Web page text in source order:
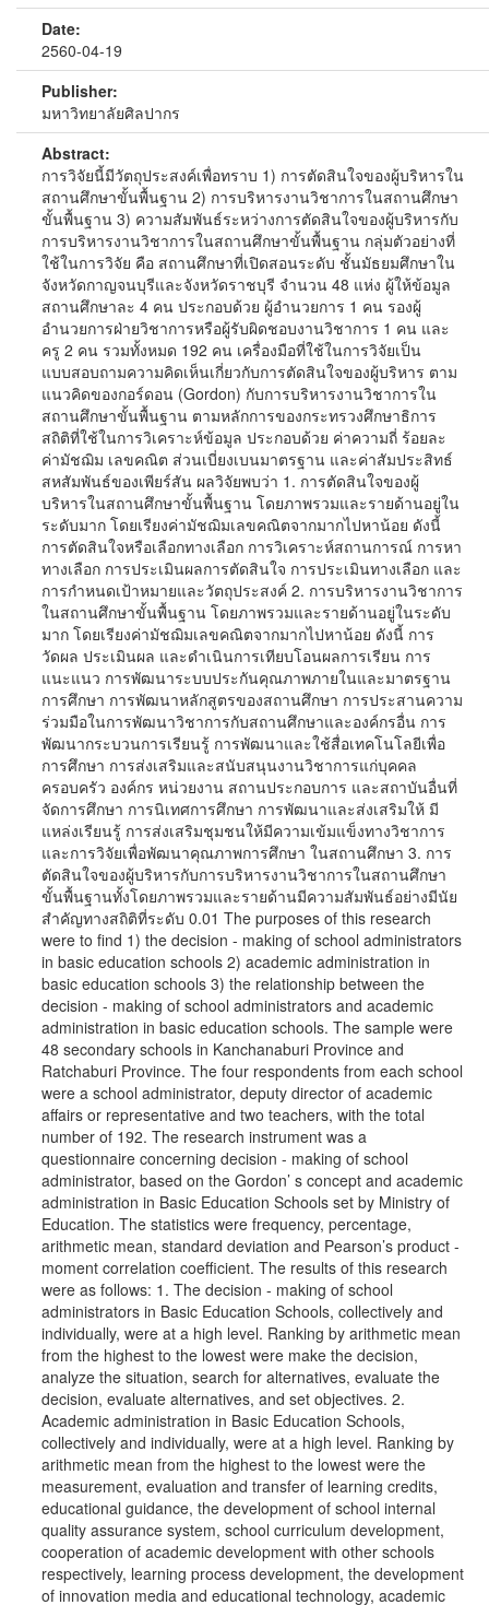
Date:
2560-04-19
Publisher:
มหาวิทยาลัยศิลปากร
Abstract:
การวิจัยนี้มีวัตถุประสงค์เพื่อทราบ 1) การตัดสินใจของผู้บริหารใน
สถานศึกษาขั้นพื้นฐาน 2) การบริหารงานวิชาการในสถานศึกษา
ขั้นพื้นฐาน 3) ความสัมพันธ์ระหว่างการตัดสินใจของผู้บริหารกับ
การบริหารงานวิชาการในสถานศึกษาขั้นพื้นฐาน กลุ่มตัวอย่างที่
ใช้ในการวิจัย คือ สถานศึกษาที่เปิดสอนระดับ ชั้นมัธยมศึกษาใน
จังหวัดกาญจนบุรีและจังหวัดราชบุรี จำนวน 48 แห่ง ผู้ให้ข้อมูล
สถานศึกษาละ 4 คน ประกอบด้วย ผู้อำนวยการ 1 คน รองผู้
อำนวยการฝ่ายวิชาการหรือผู้รับผิดชอบงานวิชาการ 1 คน และ
ครู 2 คน รวมทั้งหมด 192 คน เครื่องมือที่ใช้ในการวิจัยเป็น
แบบสอบถามความคิดเห็นเกี่ยวกับการตัดสินใจของผู้บริหาร ตาม
แนวคิดของกอร์ดอน (Gordon) กับการบริหารงานวิชาการใน
สถานศึกษาขั้นพื้นฐาน ตามหลักการของกระทรวงศึกษาธิการ
สถิติที่ใช้ในการวิเคราะห์ข้อมูล ประกอบด้วย ค่าความถี่ ร้อยละ
ค่ามัชฌิม เลขคณิต ส่วนเบี่ยงเบนมาตรฐาน และค่าสัมประสิทธ์
สหสัมพันธ์ของเพียร์สัน ผลวิจัยพบว่า 1. การตัดสินใจของผู้
บริหารในสถานศึกษาขั้นพื้นฐาน โดยภาพรวมและรายด้านอยู่ใน
ระดับมาก โดยเรียงค่ามัชฌิมเลขคณิตจากมากไปหาน้อย ดังนี้
การตัดสินใจหรือเลือกทางเลือก การวิเคราะห์สถานการณ์ การหา
ทางเลือก การประเมินผลการตัดสินใจ การประเมินทางเลือก และ
การกำหนดเป้าหมายและวัตถุประสงค์ 2. การบริหารงานวิชาการ
ในสถานศึกษาขั้นพื้นฐาน โดยภาพรวมและรายด้านอยู่ในระดับ
มาก โดยเรียงค่ามัชฌิมเลขคณิตจากมากไปหาน้อย ดังนี้ การ
วัดผล ประเมินผล และดำเนินการเทียบโอนผลการเรียน การ
แนะแนว การพัฒนาระบบประกันคุณภาพภายในและมาตรฐาน
การศึกษา การพัฒนาหลักสูตรของสถานศึกษา การประสานความ
ร่วมมือในการพัฒนาวิชาการกับสถานศึกษาและองค์กรอื่น การ
พัฒนากระบวนการเรียนรู้ การพัฒนาและใช้สื่อเทคโนโลยีเพื่อ
การศึกษา การส่งเสริมและสนับสนุนงานวิชาการแก่บุคคล
ครอบครัว องค์กร หน่วยงาน สถานประกอบการ และสถาบันอื่นที่
จัดการศึกษา การนิเทศการศึกษา การพัฒนาและส่งเสริมให้ มี
แหล่งเรียนรู้ การส่งเสริมชุมชนให้มีความเข้มแข็งทางวิชาการ
และการวิจัยเพื่อพัฒนาคุณภาพการศึกษา ในสถานศึกษา 3. การ
ตัดสินใจของผู้บริหารกับการบริหารงานวิชาการในสถานศึกษา
ขั้นพื้นฐานทั้งโดยภาพรวมและรายด้านมีความสัมพันธ์อย่างมีนัย
สำคัญทางสถิติที่ระดับ 0.01 The purposes of this research
were to find 1) the decision - making of school administrators
in basic education schools 2) academic administration in
basic education schools 3) the relationship between the
decision - making of school administrators and academic
administration in basic education schools. The sample were
48 secondary schools in Kanchanaburi Province and
Ratchaburi Province. The four respondents from each school
were a school administrator, deputy director of academic
affairs or representative and two teachers, with the total
number of 192. The research instrument was a
questionnaire concerning decision - making of school
administrator, based on the Gordon’ s concept and academic
administration in Basic Education Schools set by Ministry of
Education. The statistics were frequency, percentage,
arithmetic mean, standard deviation and Pearson’s product -
moment correlation coefficient. The results of this research
were as follows: 1. The decision - making of school
administrators in Basic Education Schools, collectively and
individually, were at a high level. Ranking by arithmetic mean
from the highest to the lowest were make the decision,
analyze the situation, search for alternatives, evaluate the
decision, evaluate alternatives, and set objectives. 2.
Academic administration in Basic Education Schools,
collectively and individually, were at a high level. Ranking by
arithmetic mean from the highest to the lowest were the
measurement, evaluation and transfer of learning credits,
educational guidance, the development of school internal
quality assurance system, school curriculum development,
cooperation of academic development with other schools
respectively, learning process development, the development
of innovation media and educational technology, academic